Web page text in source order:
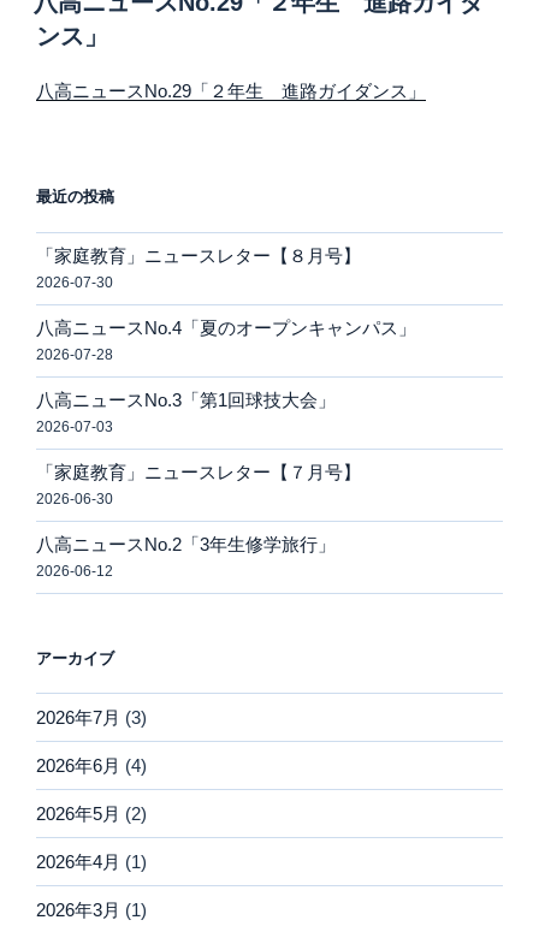
日:
ンス」
八高ニュースNo.29「２年生 進路ガイダンス」
最近の投稿
「家庭教育」ニュースレター【８月号】
2026-07-30
八高ニュースNo.4「夏のオープンキャンパス」
2026-07-28
八高ニュースNo.3「第1回球技大会」
2026-07-03
「家庭教育」ニュースレター【７月号】
2026-06-30
八高ニュースNo.2「3年生修学旅行」
2026-06-12
アーカイブ
2026年7月 (3)
2026年6月 (4)
2026年5月 (2)
2026年4月 (1)
2026年3月 (1)